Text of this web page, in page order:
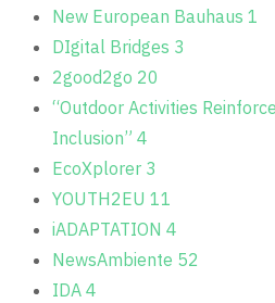
New European Bauhaus 1
DIgital Bridges 3
2good2go 20
“Outdoor Activities
Inclusion” 4
EcoXplorer 3
YOUTH2EU 11
iADAPTATION 4
NewsAmbiente 52
IDA 4